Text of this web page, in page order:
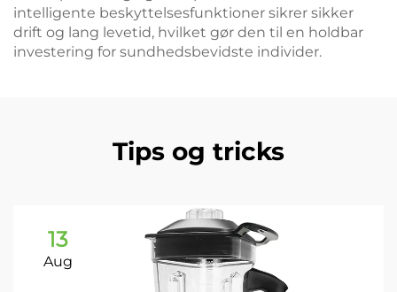
intelligente beskyttelsesfunktioner sikrer sikker
drift og lang levetid, hvilket gør den til en holdbar
investering for sundhedsbevidste individer.
Tips og tricks
13
Aug